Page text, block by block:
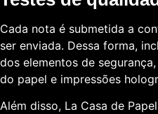
Cada nota é submetida a
ser enviada. Dessa forma,
dos elementos de
do papel e impressões
Além disso, La Casa de